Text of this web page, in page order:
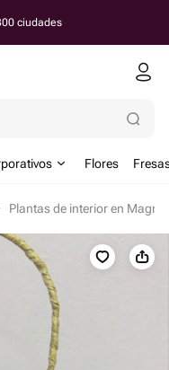
ciudades
Flores
Plantas de interior en